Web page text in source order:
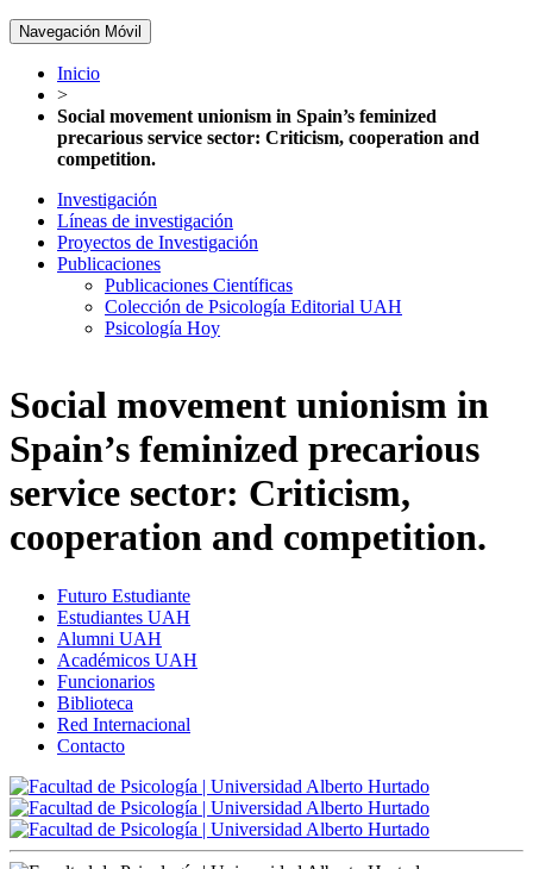
Navegación Móvil
Inicio
>
Social movement unionism in Spain’s feminized
precarious service sector: Criticism, cooperation and
competition.
Investigación
Líneas de investigación
Proyectos de Investigación
Publicaciones
Publicaciones Científicas
Colección de Psicología Editorial UAH
Psicología Hoy
Social movement unionism in
Spain’s feminized precarious
service sector: Criticism,
cooperation and competition.
Futuro Estudiante
Estudiantes UAH
Alumni UAH
Académicos UAH
Funcionarios
Biblioteca
Red Internacional
Contacto